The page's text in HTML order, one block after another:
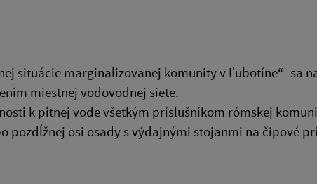
situácie marginalizovanej komunity v Ľubotíne“- sa
miestnej vodovodnej siete.
k pitnej vode všetkým príslušníkom rómskej
pozdĺžnej osi osady s výdajnými stojanmi na čipové